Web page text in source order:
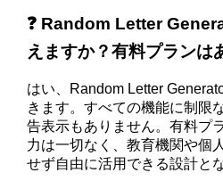
❓ Random Letter
えますか？有料プランは
はい、Random Letter
きます。すべての機能に制限
告表示もありません。有料プ
力は一切なく、教育機関や個
せず自由に活用できる設計と